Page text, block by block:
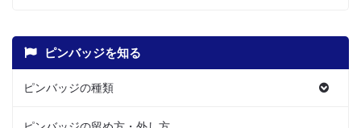
ピンバッジを知る
ピンバッジの種類